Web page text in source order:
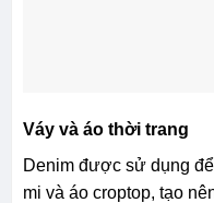
Váy và áo thời trang
Denim được sử dụng
mi và áo croptop, tạo